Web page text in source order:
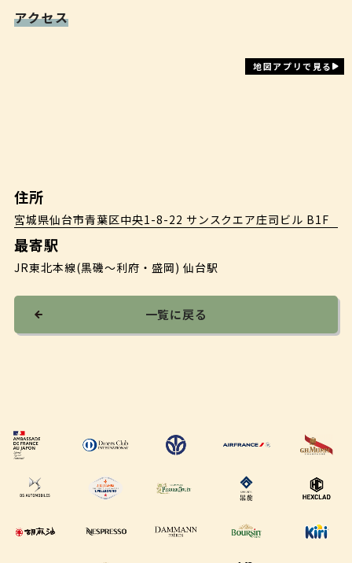
アクセス
地図アプリで見る
住所
宮城県仙台市青葉区中央1-8-22 サンスクエア庄司ビル B1F
最寄駅
JR東北本線(黒磯〜利府・盛岡) 仙台駅
一覧に戻る